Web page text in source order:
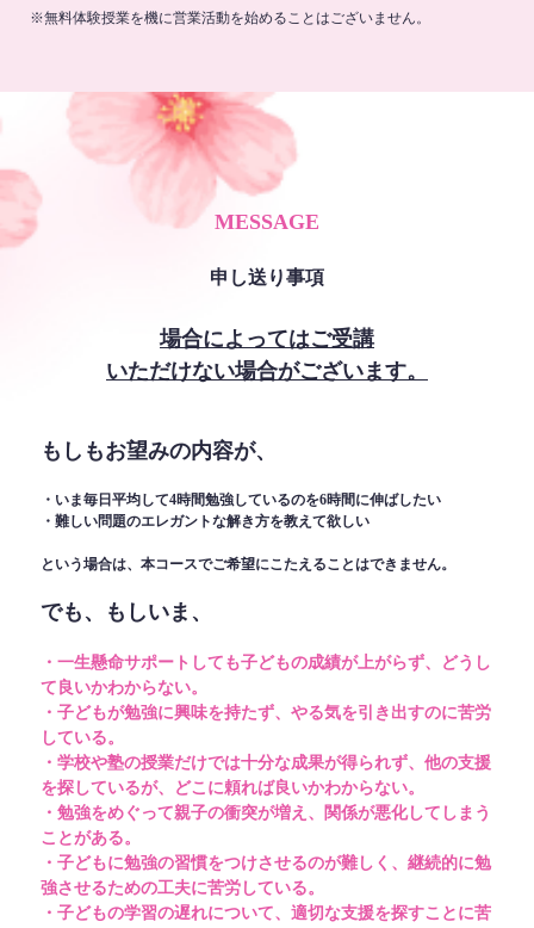
※無料体験授業を機に営業活動を始めることはございません。
MESSAGE
申し送り事項
場合によってはご受講
いただけない場合がございます。
もしもお望みの内容が、
・いま毎日平均して4時間勉強しているのを6時間に伸ばしたい
・難しい問題のエレガントな解き方を教えて欲しい
という場合は、本コースでご希望にこたえることはできません。
でも、もしいま、
・一生懸命サポートしても子どもの成績が上がらず、どうし
て良いかわからない。
・子どもが勉強に興味を持たず、やる気を引き出すのに苦労
している。
・学校や塾の授業だけでは十分な成果が得られず、他の支援
を探しているが、どこに頼れば良いかわからない。
・勉強をめぐって親子の衝突が増え、関係が悪化してしまう
ことがある。
・子どもに勉強の習慣をつけさせるのが難しく、継続的に勉
強させるための工夫に苦労している。
・子どもの学習の遅れについて、適切な支援を探すことに苦